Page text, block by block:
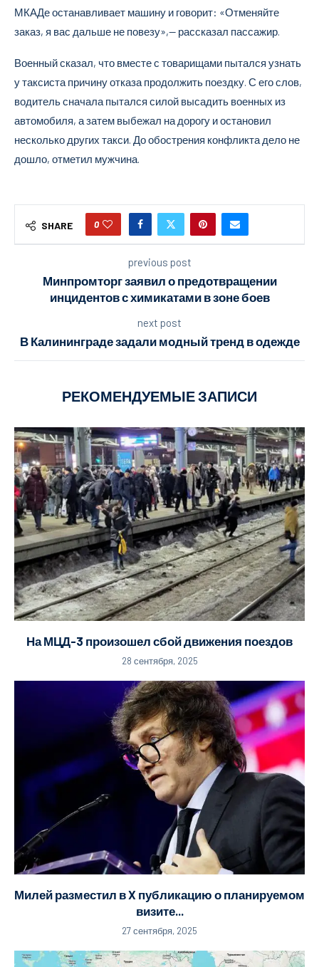
МКАДе останавливает машину и говорит: «Отменяйте
заказ, я вас дальше не повезу»,— рассказал пассажир.
Военный сказал, что вместе с товарищами пытался узнать
у таксиста причину отказа продолжить поездку. С его слов,
водитель сначала пытался силой высадить военных из
автомобиля, а затем выбежал на дорогу и остановил
несколько других такси. До обострения конфликта дело не
дошло, отметил мужчина.
SHARE 0
previous post
Минпромторг заявил о предотвращении
инцидентов с химикатами в зоне боев
next post
В Калининграде задали модный тренд в одежде
РЕКОМЕНДУЕМЫЕ ЗАПИСИ
На МЦД-3 произошел сбой движения поездов
28 сентября, 2025
Милей разместил в X публикацию о планируемом
визите...
27 сентября, 2025